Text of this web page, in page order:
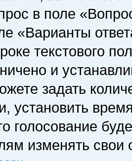
в поле
«Варианты
текстового
и
задать
установить
голосование
изменять свои